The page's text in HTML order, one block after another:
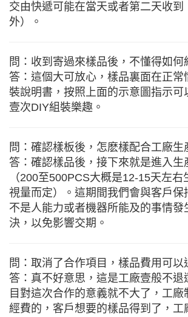
交由快遞可能在當天或者第二天收到
外）。
問：收到寄過來樣品後，不懂得如何
答：這個大可放心，樣品裏面在正常
裝說明書，按照上面的示意圖指示可
壹次DIY組裝樂趣。
問：確認樣板後，怎麽樣配合工廠生
答：確認樣品後，接下來就是進入生
（200至500PCS大概是12-15天左
視量而定）。這期間我們會與客戶保
不是人能力或者機器所能及的事情發
決，以免影響交期。
問：取消了合作項目，樣品費用可以
答：真不好意思，這是工廠壹般不退
目對這次合作的意義就不大了，工廠
經費的，客戶想要的樣品得到了，工